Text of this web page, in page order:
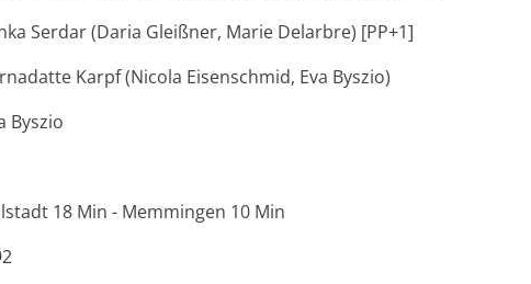
Serdar (Daria Gleißner, Marie Delarbre) [PP+1]
Karpf (Nicola Eisenschmid, Eva Byszio)
Byszio
18 Min - Memmingen 10 Min